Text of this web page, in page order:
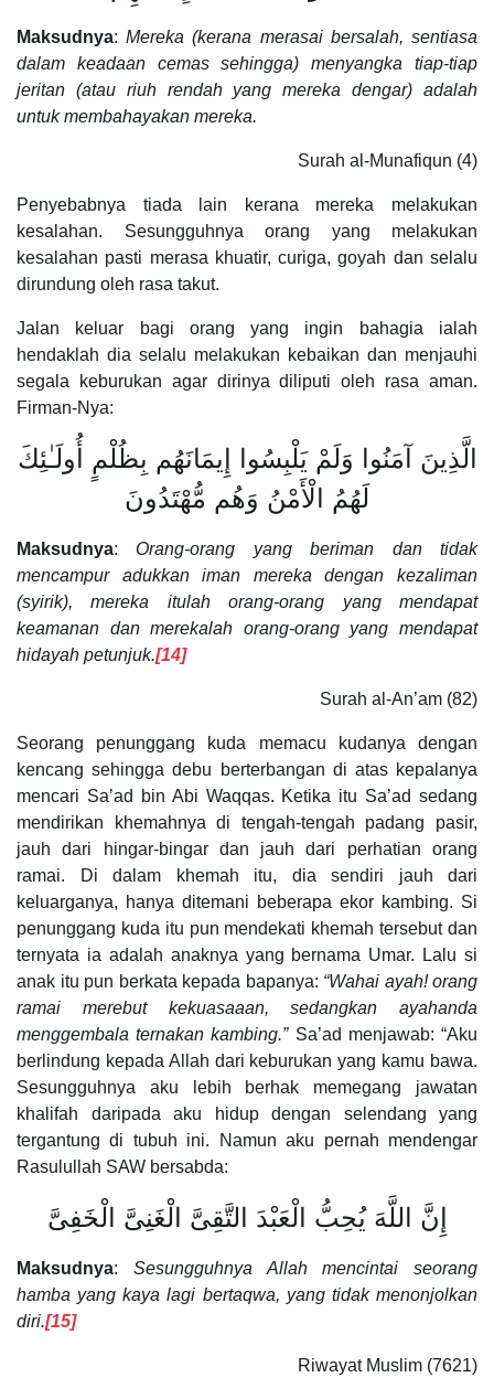
Maksudnya:Mereka (kerana merasai bersalah, sentiasa
dalam keadaan cemas sehingga) menyangka tiap-tiap
jeritan (atau riuh rendah yang mereka dengar) adalah
untuk membahayakan mereka.
Surah al-Munafiqun (4)
Penyebabnya tiada lain kerana mereka melakukan
kesalahan. Sesungguhnya orang yang melakukan
kesalahan pasti merasa khuatir, curiga, goyah dan selalu
dirundung oleh rasa takut.
Jalan keluar bagi orang yang ingin bahagia ialah
hendaklah dia selalu melakukan kebaikan dan menjauhi
segala keburukan agar dirinya diliputi oleh rasa aman.
Firman-Nya:
الَّذِينَ آمَنُوا وَلَمْ يَلْبِسُوا إِيمَانَهُم بِظُلْمٍ أُولَـٰئِكَ
لَهُمُ الْأَمْنُ وَهُم مُّهْتَدُونَ
Maksudnya: Orang-orang yang beriman dan tidak
mencampur adukkan iman mereka dengan kezaliman
(syirik), mereka itulah orang-orang yang mendapat
keamanan dan merekalah orang-orang yang mendapat
hidayah petunjuk.[14]
Surah al-An’am (82)
Seorang penunggang kuda memacu kudanya dengan
kencang sehingga debu berterbangan di atas kepalanya
mencari Sa’ad bin Abi Waqqas. Ketika itu Sa’ad sedang
mendirikan khemahnya di tengah-tengah padang pasir,
jauh dari hingar-bingar dan jauh dari perhatian orang
ramai. Di dalam khemah itu, dia sendiri jauh dari
keluarganya, hanya ditemani beberapa ekor kambing. Si
penunggang kuda itu pun mendekati khemah tersebut dan
ternyata ia adalah anaknya yang bernama Umar. Lalu si
anak itu pun berkata kepada bapanya: “Wahai ayah! orang
ramai merebut kekuasaaan, sedangkan ayahanda
menggembala ternakan kambing.”Sa’ad menjawab: “Aku
berlindung kepada Allah dari keburukan yang kamu bawa.
Sesungguhnya aku lebih berhak memegang jawatan
khalifah daripada aku hidup dengan selendang yang
tergantung di tubuh ini. Namun aku pernah mendengar
Rasulullah SAW bersabda:
إِنَّ اللَّهَ يُحِبُّ الْعَبْدَ التَّقِىَّ الْغَنِىَّ الْخَفِىَّ
Maksudnya: Sesungguhnya Allah mencintai seorang
hamba yang kaya lagi bertaqwa, yang tidak menonjolkan
diri.[15]
Riwayat Muslim (7621)